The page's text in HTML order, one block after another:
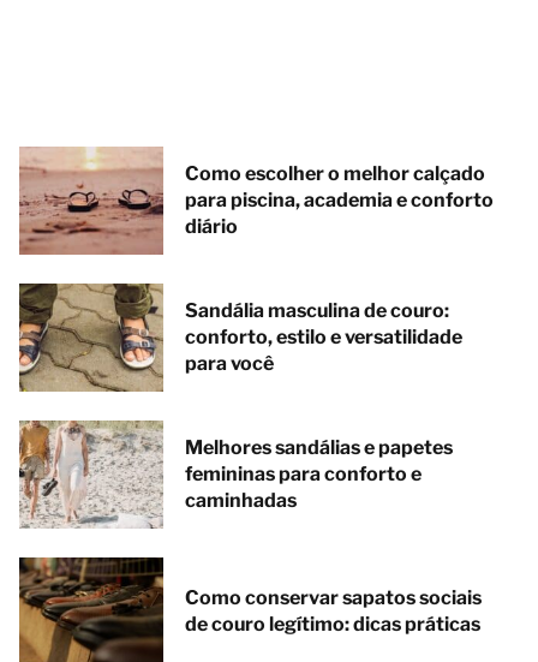
Como escolher o melhor calçado
para piscina, academia e conforto
diário
Sandália masculina de couro:
conforto, estilo e versatilidade
para você
Melhores sandálias e papetes
femininas para conforto e
caminhadas
Como conservar sapatos sociais
de couro legítimo: dicas práticas